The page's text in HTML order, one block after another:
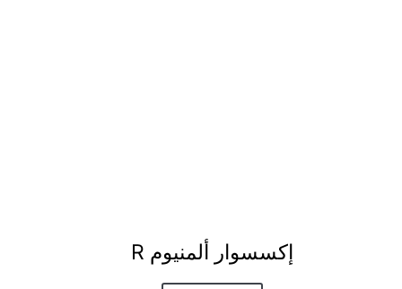
إكسسوار ألمنيوم R